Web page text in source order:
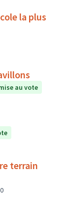
la plus
au vote
terrain
0